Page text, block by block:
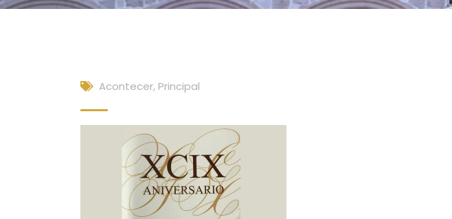
Acontecer, Principal